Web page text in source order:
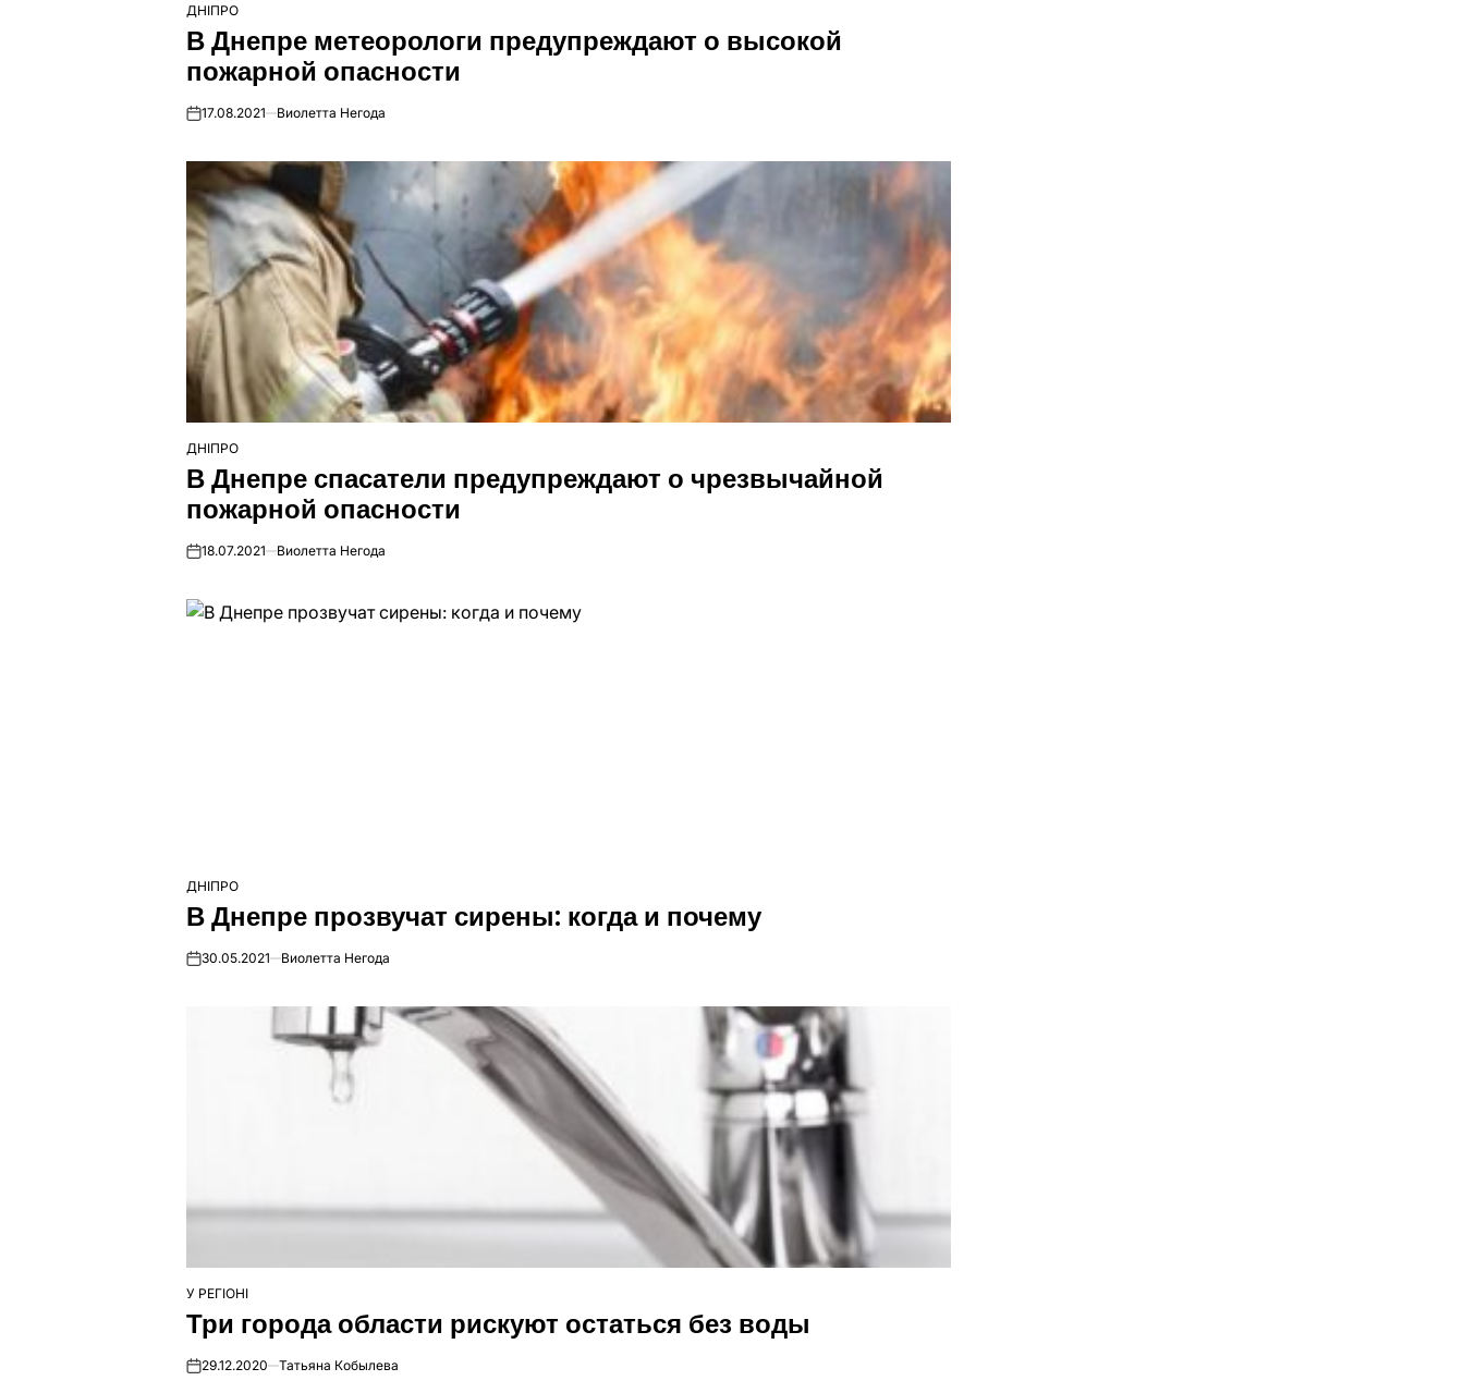
ОПУБЛІКУВАТИ
У
ДНІПРО
В Днепре метеорологи предупреждают о высокой
пожарной опасности
on17.08.2021 Виолетта Негода
ОПУБЛІКУВАТИ
У
ДНІПРО
В Днепре спасатели предупреждают о чрезвычайной
пожарной опасности
on18.07.2021 Виолетта Негода
ОПУБЛІКУВАТИ
У
ДНІПРО
В Днепре прозвучат сирены: когда и почему
on30.05.2021 Виолетта Негода
ОПУБЛІКУВАТИ
У
У РЕГІОНІ
Три города области рискуют остаться без воды
on29.12.2020 Татьяна Кобылева